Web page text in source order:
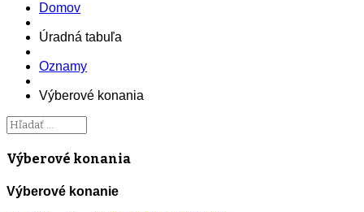
Domov
Úradná tabuľa
Oznamy
Výberové konania
Výberové konania
Výberové konanie